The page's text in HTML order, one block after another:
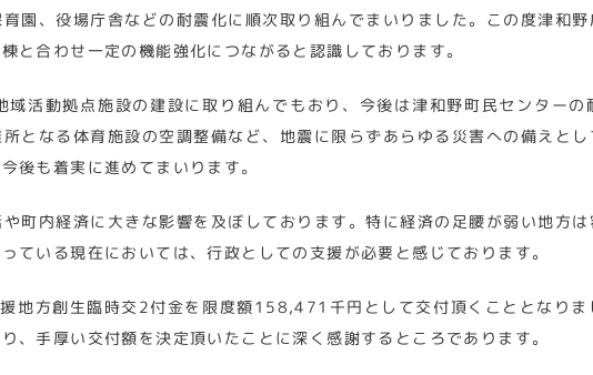
園、役場庁舎などの耐震化に順次取り組んでまいりました。この度津和
と合わせ一定の機能強化につながると認識しております。
活動拠点施設の建設に取り組んでもおり、今後は津和野町民センター
となる体育施設の空調整備など、地震に限らずあらゆる災害への備えと
後も着実に進めてまいります。
町内経済に大きな影響を及ぼしております。特に経済の足腰が弱い地方
ている現在においては、行政としての支援が必要と感じております。
地方創生臨時交2付金を限度額158,471千円として交付頂くこととなりま
、手厚い交付額を決定頂いたことに深く感謝するところであります。